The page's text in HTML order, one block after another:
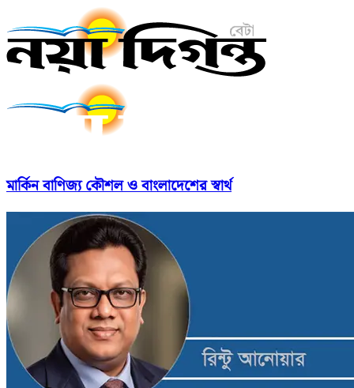
মার্কিন বাণিজ্য কৌশল ও বাংলাদেশের স্বার্থ